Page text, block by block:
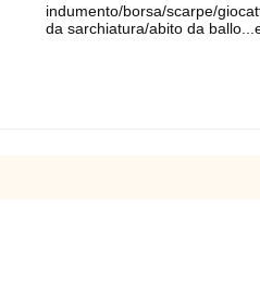
indumento/borsa/scarpe/
da sarchiatura/abito da